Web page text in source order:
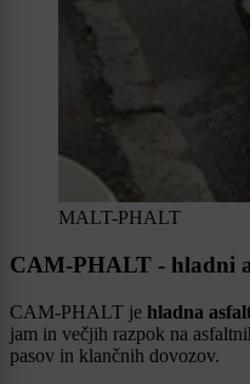
MALT-PHALT
CAM-PHALT - hladni
CAM-PHALT je hladna
jam in večjih razpok na
pasov in klančnih dovozov.